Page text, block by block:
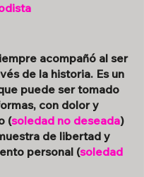
acompañó al ser
de la historia. Es un
puede ser tomado
con dolor y
(soledad no deseada)
de libertad y
personal (soledad